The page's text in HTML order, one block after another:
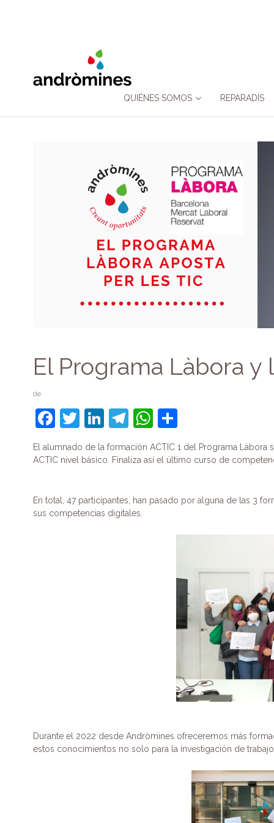
QUIÉNES SOMOS REPARADÍS
El Programa Làbora
de
F
c
b
o
T
w
itt
Li
n
k
dI
n
T
el
e
a
m
W
h
at
A
C
o
m
ar
El alumnado de la formación ACTIC 1 del Programa
ACTIC nivel básico. Finaliza así el último curso de
En total, 47 participantes, han pasado por alguna de las 3
sus competencias digitales.
Durante el 2022 desde Andròmines ofreceremos más
estos conocimientos no solo para la investigación de